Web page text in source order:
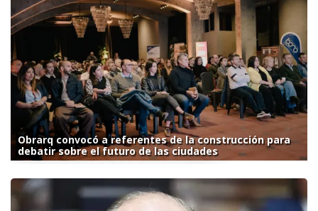
Obrarq convocó a referentes de la construcción para
debatir sobre el futuro de las ciudades